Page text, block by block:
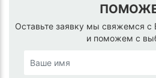
Оставьте заявку мы свяжемся с
и поможем с